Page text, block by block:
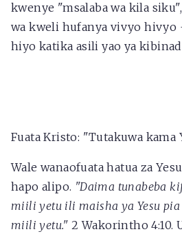
kwenye "msalaba wa kila
wa kweli hufanya vivyo hivyo
hiyo katika asili yao ya
Fuata Kristo: "Tutakuwa kama
Wale wanaofuata hatua za
hapo alipo. "Daima tunabeba
miili yetu ili maisha ya Yesu
miili yetu."2 Wakorintho 4:10.